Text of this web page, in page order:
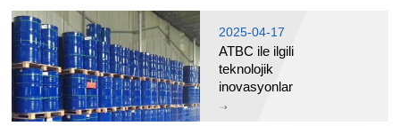
2025-04-17
ATBC ile ilgili
teknolojik
inovasyonlar